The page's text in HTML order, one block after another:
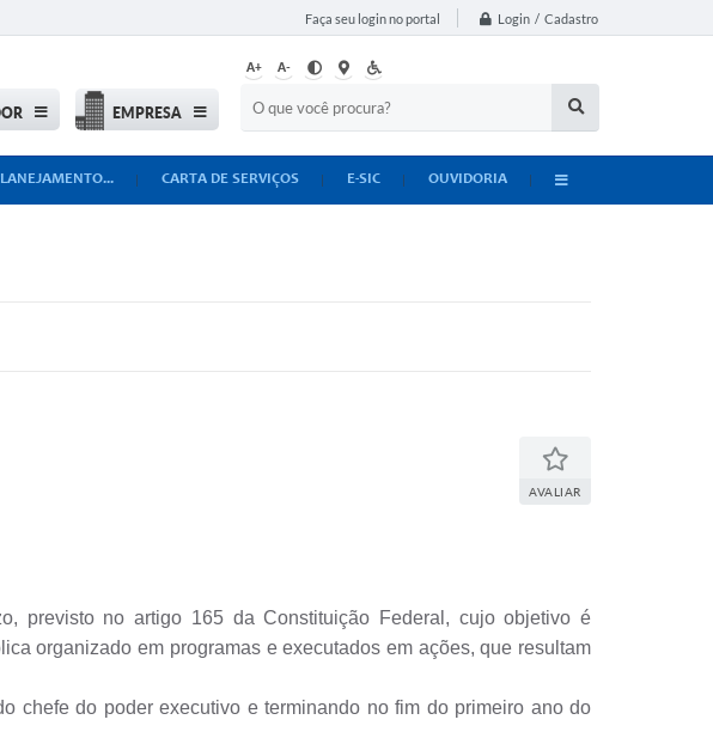
Faça seu login no portal Login / Cadastro
EMPRESA
A+ A-
CARTA DE SERVIÇOS E-SIC OUVIDORIA
AVALIAR
previsto no artigo 165 da Constituição Federal, cujo objetivo é
organizado em programas e executados em ações, que resultam
chefe do poder executivo e terminando no fim do primeiro ano do